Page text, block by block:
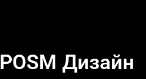
POSM Дизайн